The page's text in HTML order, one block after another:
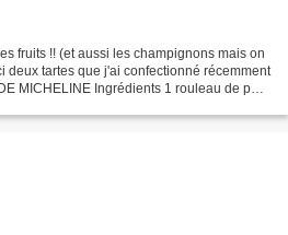
fruits !! (et aussi les champignons mais on
deux tartes que j'ai confectionné récemment
MICHELINE Ingrédients 1 rouleau de pâte